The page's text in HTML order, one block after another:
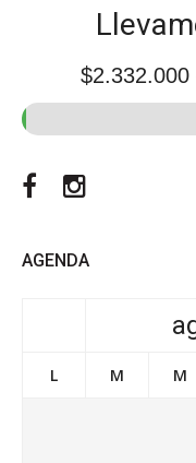
$2.332.000
Facebook
AGENDA
L M M